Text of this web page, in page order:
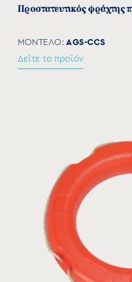
Προστατευτικός φράχτης
ΜΟΝΤΕΛΟ:AGS-CCS
Δείτε το προϊόν